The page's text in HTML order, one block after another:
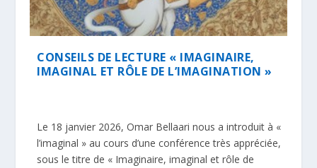
CONSEILS DE LECTURE « IMAGINAIRE,
IMAGINAL ET RÔLE DE L’IMAGINATION »
Le 18 janvier 2026, Omar Bellaari nous a introduit à «
l’imaginal » au cours d’une conférence très appréciée,
sous le titre de « Imaginaire, imaginal et rôle de